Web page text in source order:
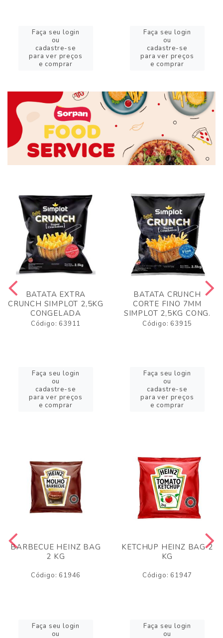
Faça seu login
ou
cadastre-se
para ver preços
e comprar
Faça seu login
ou
cadastre-se
para ver preços
e comprar
BATATA EXTRA
CRUNCH SIMPLOT 2,5KG
CONGELADA
Código: 63911
Faça seu login
ou
cadastre-se
para ver preços
e comprar
BATATA CRUNCH
CORTE FINO 7MM
SIMPLOT 2,5KG CONG.
Código: 63915
Faça seu login
ou
cadastre-se
para ver preços
e comprar
BARBECUE HEINZ BAG
2 KG
Código: 61946
Faça seu login
ou
KETCHUP HEINZ BAG 2
KG
Código: 61947
Faça seu login
ou